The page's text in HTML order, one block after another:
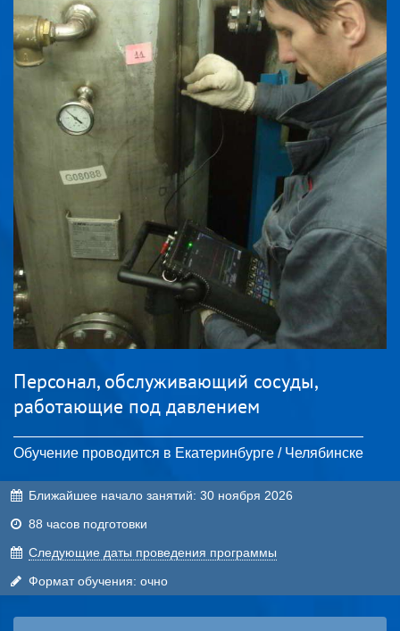
Персонал, обслуживающий сосуды,
работающие под давлением
Обучение проводится в Екатеринбурге / Челябинске
Ближайшее начало занятий: 30 ноября 2026
88 часов подготовки
Cледующие даты проведения программы
Формат обучения: очно